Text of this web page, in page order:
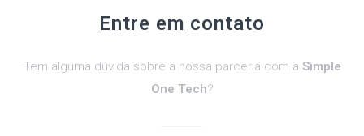
Entre em contato
Tem alguma dúvida sobre a nossa parceria com a Simple
One Tech?